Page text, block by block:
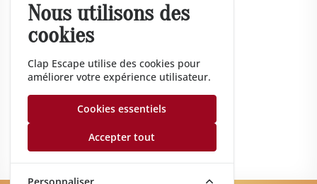
Nous utilisons des
cookies
Clap Escape utilise des cookies pour
améliorer votre expérience utilisateur.
Cookies essentiels
Accepter tout
Salles
Événementiel
Cadeau
Entreprise
Nos conseils